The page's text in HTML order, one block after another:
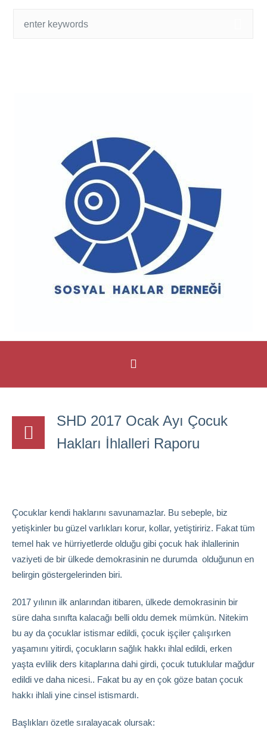
SHD 2017 Ocak Ayı Çocuk
Hakları İhlalleri Raporu
Çocuklar kendi haklarını savunamazlar. Bu sebeple, biz
yetişkinler bu güzel varlıkları korur, kollar, yetiştiririz. Fakat tüm
temel hak ve hürriyetlerde olduğu gibi çocuk hak ihlallerinin
vaziyeti de bir ülkede demokrasinin ne durumda olduğunun en
belirgin göstergelerinden biri.
2017 yılının ilk anlarından itibaren, ülkede demokrasinin bir
süre daha sınıfta kalacağı belli oldu demek mümkün. Nitekim
bu ay da çocuklar istismar edildi, çocuk işçiler çalışırken
yaşamını yitirdi, çocukların sağlık hakkı ihlal edildi, erken
yaşta evlilik ders kitaplarına dahi girdi, çocuk tutuklular mağdur
edildi ve daha nicesi.. Fakat bu ay en çok göze batan çocuk
hakkı ihlali yine cinsel istismardı.
Başlıkları özetle sıralayacak olursak: